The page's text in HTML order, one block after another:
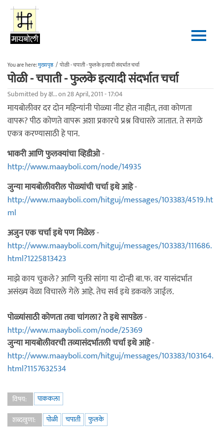
Skip to main content
You are here:मुख्यपृष्ठ / पोळी - चपाती - फुलके इत्यादी संदर्भात चर्चा
पोळी - चपाती - फुलके इत्यादी संदर्भात चर्चा
Submitted byक्ष...on 28 April, 2011 - 17:04
मायबोलीवर दर दोन महिन्यांनी पोळ्या नीट होत नाहीत, तवा कोणता
वापरू? पीठ कोणते वापरू अशा प्रकारचे प्रश्न विचारले जातात. ते सगळे
एकत्र करण्यासाठी हे पान.
भाकरी आणि फुलक्यांचा व्हिडीओ-
http://www.maayboli.com/node/14935
जुन्या मायबोलीवरील पोळ्यांची चर्चा इथे आहे-
http://www.maayboli.com/hitguj/messages/103383/4519.ht
ml
अजुन एक चर्चा इथे पण मिळेल-
http://www.maayboli.com/hitguj/messages/103383/111686.
html?1225813423
माझे काय चुकले? आणि युक्ती सांगा या दोन्ही बा.फ. वर यासंदर्भात
असंख्य वेळा विचारले गेले आहे. तेच सर्व इथे डकवले जाईल.
पोळ्यांसाठी कोणता तवा चांगला? ते इथे सापडेल-
http://www.maayboli.com/node/25369
जुन्या मायबोलीवरची तव्यासंदर्भातली चर्चा इथे आहे-
http://www.maayboli.com/hitguj/messages/103383/103164.
html?1157632534
विषय:
पाककला
शब्दखुणा:
पोळी चपाती फुलके